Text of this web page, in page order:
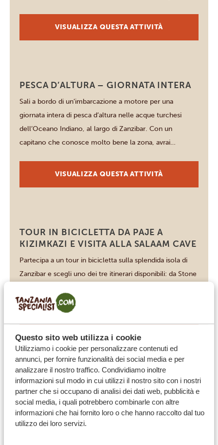
Questo sito web utilizza i cookie
Utilizziamo i cookie per personalizzare contenuti ed
annunci, per fornire funzionalità dei social media e per
analizzare il nostro traffico. Condividiamo inoltre
informazioni sul modo in cui utilizzi il nostro sito con i nostri
partner che si occupano di analisi dei dati web, pubblicità e
social media, i quali potrebbero combinarle con altre
informazioni che hai fornito loro o che hanno raccolto dal tuo
utilizzo dei loro servizi.
galleggiamento con finestre panoramiche sottomarine
VISUALIZZA QUESTA ATTIVITÀ
Zanzibar
PESCA D’ALTURA – GIORNATA INTERA
Sali a bordo di un’imbarcazione a motore per una
giornata intera di pesca d’altura nelle acque turchesi
dell’Oceano Indiano, al largo di Zanzibar. Con un
capitano che conosce molto bene la zona, avrai
pesci vela, dorado, tonni pinna gialla, wahoo, barracuda
VISUALIZZA QUESTA ATTIVITÀ
TOUR IN BICICLETTA DA PAJE A
KIZIMKAZI E VISITA ALLA SALAAM CAVE
Partecipa a un tour in bicicletta sulla splendida isola di
Zanzibar e scegli uno dei tre itinerari disponibili: da Stone
uno dei due percorsi tra i villaggi nei dintorni di Jambiani,
sulla costa orientale. Uno di questi include anche una
VISUALIZZA QUESTA ATTIVITÀ
Zanzibar
LEZIONE DI CUCINA A ZANZIBAR
Porta a casa i sapori di Zanzibar con una lezione di
cucina swahili! È un ottimo modo per scoprire la vita